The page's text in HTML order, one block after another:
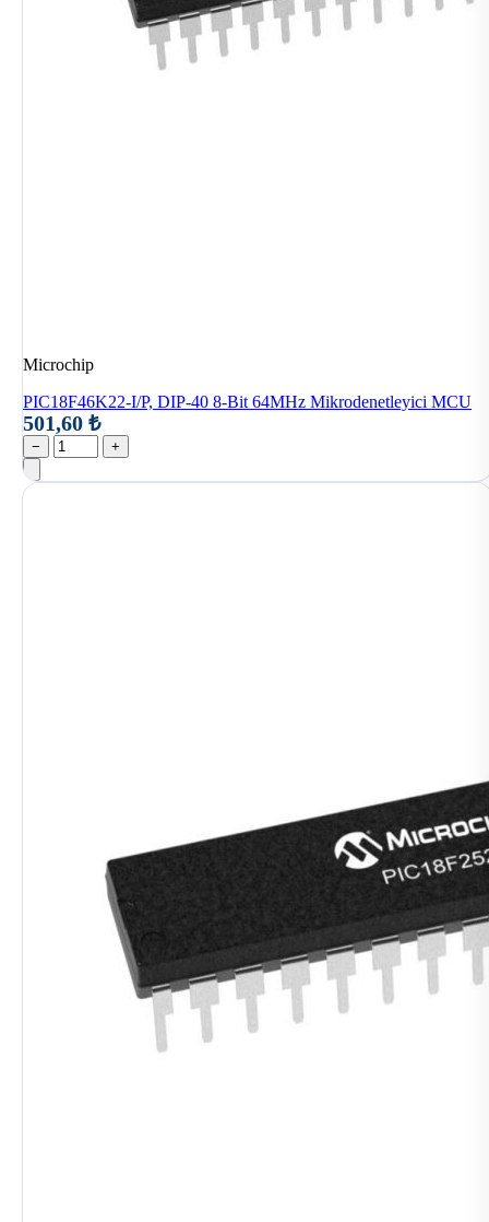
Microchip
PIC18F46K22-I/P, DIP-40 8-Bit 64MHz Mikrodenetleyici MCU
501,60 ₺
− +